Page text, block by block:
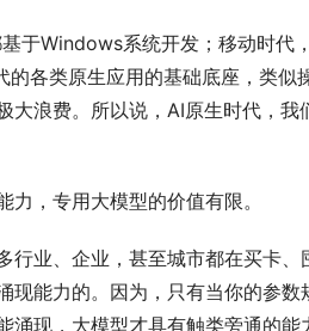
于Windows系统开发；移动时代
各类原生应用的基础底座，类似
大浪费。所以说，AI原生时代，
，专用大模型的价值有限。
行业、企业，甚至城市都在买卡
现能力的。因为，只有当你的参
涌现，大模型才具有触类旁通的能